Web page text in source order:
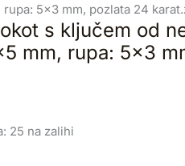
5×3 mm, pozlata 24
s ključem od
mm, rupa: 5×3
25 na zalihi